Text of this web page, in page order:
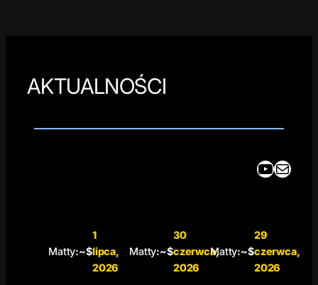
AKTUALNOŚCI
YouTube Mail
Matty:~$
1
lipca,
2026
Matty:~$
30
czerwca,
2026
Matty:~$
29
czerwca,
2026